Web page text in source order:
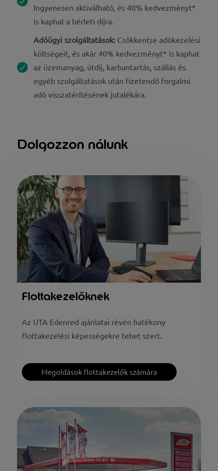
Ingyenesen aktiválható, és 40% kedvezményt*
is kaphat a bérleti díjra.
Adóügyi szolgáltatások: Csökkentse adókezelési
költségeit, és akár 40% kedvezményt* is kaphat
az üzemanyag, útdíj, karbantartás, szállás és
egyéb szolgáltatások után fizetendő forgalmi
adó visszatérítésének jutalékára.
Dolgozzon nálunk
Flottakezelőknek
Az UTA Edenred ajánlatai révén hatékony
flottakezelési képességekre tehet szert.
Megoldások flottakezelők számára